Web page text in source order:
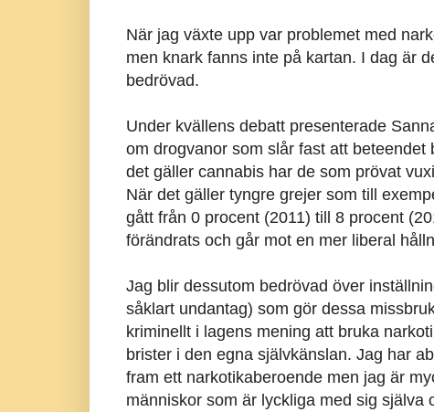
När jag växte upp var problemet med
men knark fanns inte på kartan. I dag är
bedrövad.
Under kvällens debatt presenterade
om drogvanor som slår fast att
det gäller cannabis har de som prövat
När det gäller tyngre grejer som till
gått från 0 procent (2011) till 8 procent
förändrats och går mot en mer liberal
Jag blir dessutom bedrövad över
såklart undantag) som gör dessa
kriminellt i lagens mening att bruka
brister i den egna självkänslan. Jag har
fram ett narkotikaberoende men jag är
människor som är lyckliga med sig själva